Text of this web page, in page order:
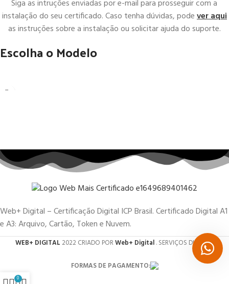
Siga as intruções enviadas por e-mail para prosseguir com a
instalação do seu certificado. Caso tenha dúvidas, podever aqui
as instruções sobre a instalação ou solicitar ajuda do suporte.
Escolha o Modelo
Web+ Digital – Certificação Digital ICP Brasil. Certificado Digital A1
e A3: Arquivo, Cartão, Token e Nuvem.
WEB+ DIGITAL 2022 CRIADO PORWeb+ Digital. SERVIÇOS DIGITAIS.
FORMAS DE PAGAMENTO:
0